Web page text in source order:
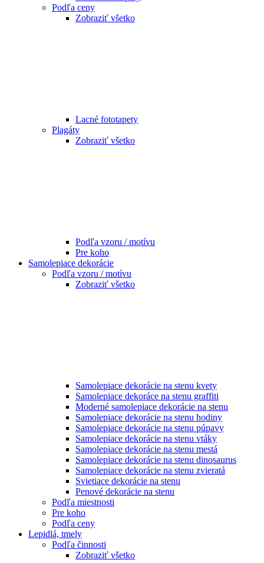
Podľa ceny
Zobraziť všetko
Lacné fototapety
Plagáty
Zobraziť všetko
Podľa vzoru / motívu
Pre koho
Samolepiace dekorácie
Podľa vzoru / motívu
Zobraziť všetko
Samolepiace dekorácie na stenu kvety
Samolepiace dekoráce na stenu graffiti
Moderné samolepiace dekorácie na stenu
Samolepiace dekorácie na stenu hodiny
Samolepiace dekorácie na stenu púpavy
Samolepiace dekorácie na stenu vtáky
Samolepiace dekorácie na stenu mestá
Samolepiace dekorácie na stenu dinosaurus
Samolepiace dekorácie na stenu zvieratá
Svietiace dekorácie na stenu
Penové dekorácie na stenu
Podľa miestnosti
Pre koho
Podľa ceny
Lepidlá, tmely
Podľa činnosti
Zobraziť všetko